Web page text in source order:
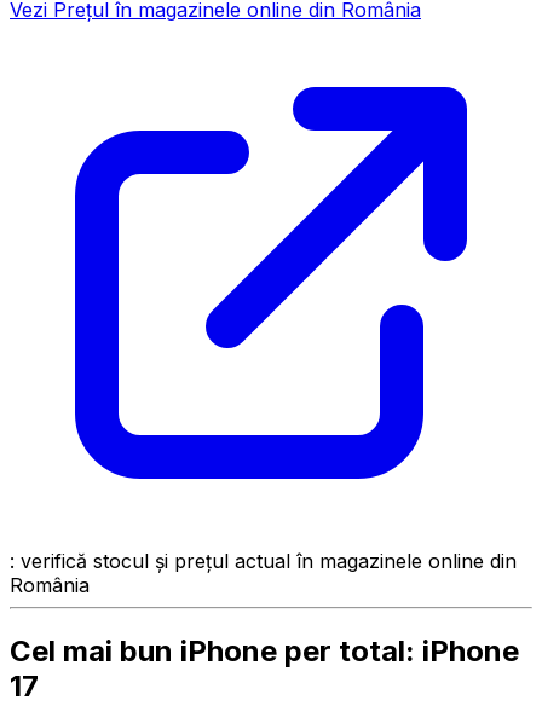
Vezi Prețul în magazinele online din România
: verifică stocul și prețul actual în magazinele online din
România
Cel mai bun iPhone per total: iPhone
17